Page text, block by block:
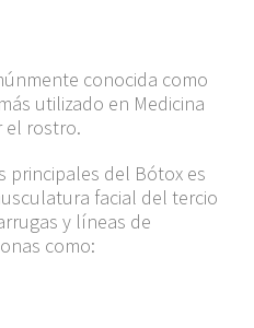
conocida como
utilizado en Medicina
el rostro.
principales del Bótox es
facial del tercio
y líneas de
como: